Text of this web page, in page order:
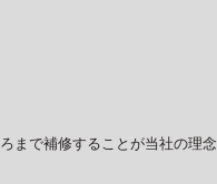
まで補修することが当社の理念